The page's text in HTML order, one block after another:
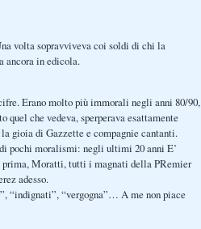
volta sopravviveva coi soldi di chi la
ancora in edicola.
Erano molto più immorali negli anni 80/90,
quel che vedeva, sperperava esattamente
gioia di Gazzette e compagnie cantanti.
pochi moralismi: negli ultimi 20 anni E’
prima, Moratti, tutti i magnati della PRemier
adesso.
“indignati”, “vergogna”… A me non piace